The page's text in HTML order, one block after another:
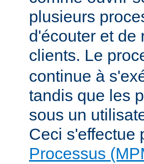
plusieurs
d'écouter et de
clients. Le
continue à
tandis que les
sous un
Ceci s'effectue
Processus